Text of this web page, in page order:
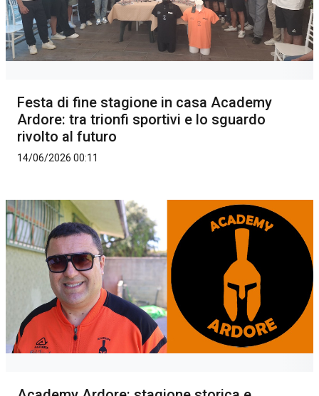
Festa di fine stagione in casa Academy
Ardore: tra trionfi sportivi e lo sguardo
rivolto al futuro
14/06/2026 00:11